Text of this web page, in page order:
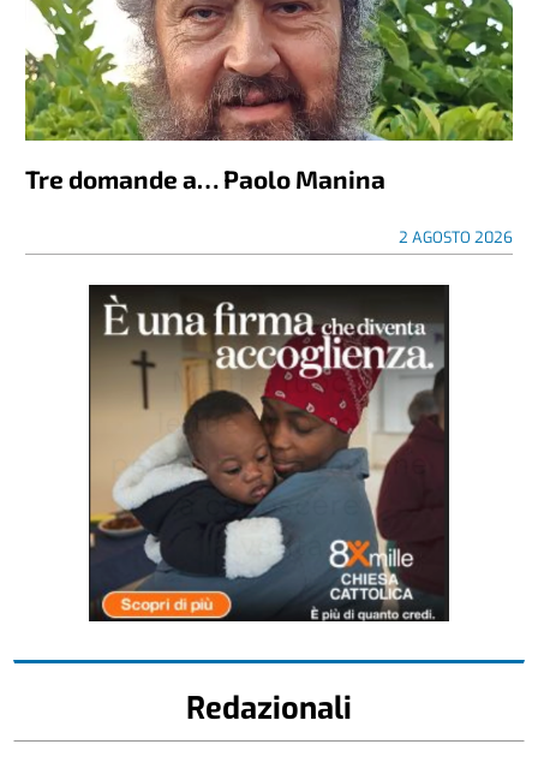
Tre domande a… Paolo Manina
2 AGOSTO 2026
Redazionali